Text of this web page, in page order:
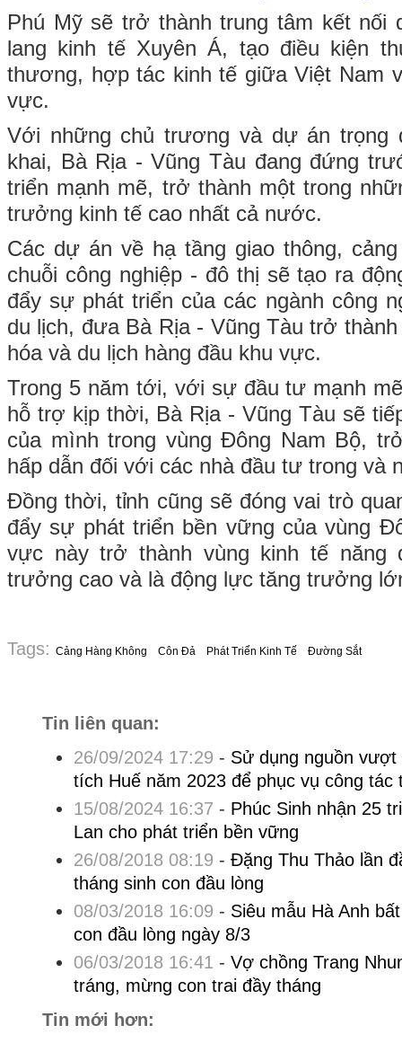
Phú Mỹ sẽ trở thành trung tâm kết nối
lang kinh tế Xuyên Á, tạo điều kiện
thương, hợp tác kinh tế giữa Việt Nam
vực.
Với những chủ trương và dự án trọng
khai, Bà Rịa - Vũng Tàu đang đứng
triển mạnh mẽ, trở thành một trong
trưởng kinh tế cao nhất cả nước.
Các dự án về hạ tầng giao thông,
chuỗi công nghiệp - đô thị sẽ tạo ra
đẩy sự phát triển của các ngành công
du lịch, đưa Bà Rịa - Vũng Tàu trở
hóa và du lịch hàng đầu khu vực.
Trong 5 năm tới, với sự đầu tư mạnh
hỗ trợ kịp thời, Bà Rịa - Vũng Tàu sẽ
của mình trong vùng Đông Nam Bộ,
hấp dẫn đối với các nhà đầu tư trong và
Đồng thời, tỉnh cũng sẽ đóng vai trò
đẩy sự phát triển bền vững của vùng
vực này trở thành vùng kinh tế năng
trưởng cao và là động lực tăng trưởng
Tags: Cảng Hàng Không Côn Đả Phát Triển Kinh Tế Đường Sắt
Tin liên quan:
26/09/2024 17:29 - Sử dụng nguồn
tích Huế năm 2023 để phục vụ công tác
15/08/2024 16:37 - Phúc Sinh nhận 25
Lan cho phát triển bền vững
26/08/2018 08:19 - Đặng Thu Thảo lần
tháng sinh con đầu lòng
08/03/2018 16:09 - Siêu mẫu Hà Anh
con đầu lòng ngày 8/3
06/03/2018 16:41 - Vợ chồng Trang
tráng, mừng con trai đầy tháng
Tin mới hơn: